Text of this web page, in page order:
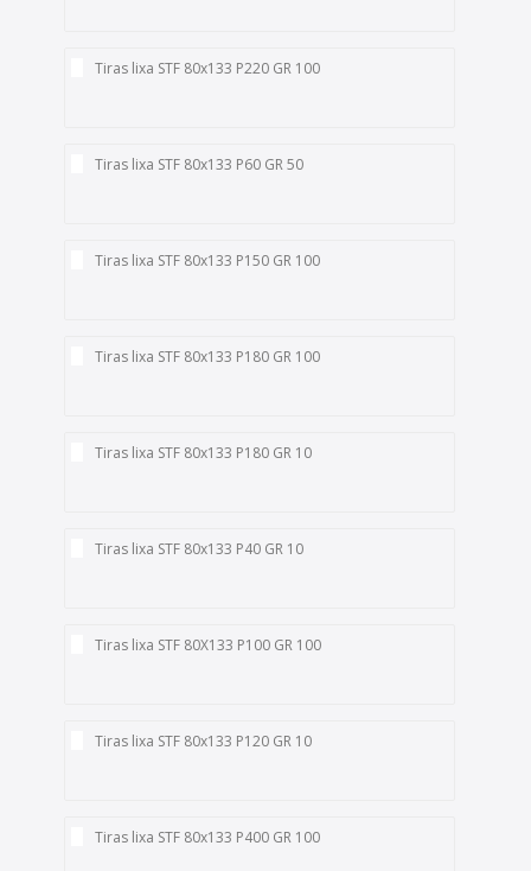
Tiras lixa STF 80x133 P220 GR 100
Tiras lixa STF 80x133 P60 GR 50
Tiras lixa STF 80x133 P150 GR 100
Tiras lixa STF 80x133 P180 GR 100
Tiras lixa STF 80x133 P180 GR 10
Tiras lixa STF 80x133 P40 GR 10
Tiras lixa STF 80X133 P100 GR 100
Tiras lixa STF 80x133 P120 GR 10
Tiras lixa STF 80x133 P400 GR 100